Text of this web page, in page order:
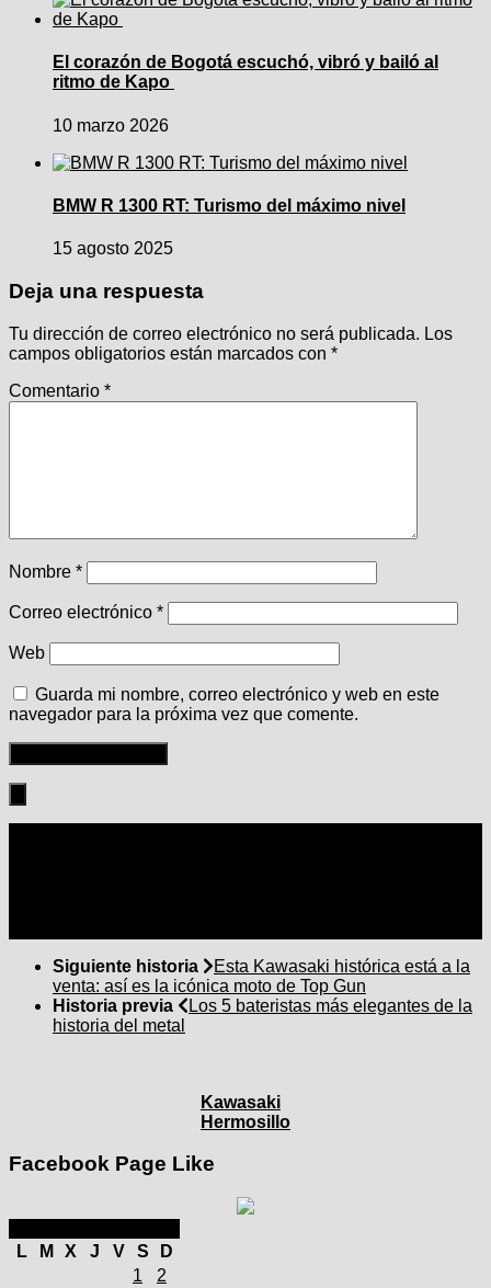
El corazón de Bogotá escuchó, vibró y bailó al
ritmo de Kapo
10 marzo 2026
BMW R 1300 RT: Turismo del máximo nivel
15 agosto 2025
Deja una respuesta
Tu dirección de correo electrónico no será publicada. Los
campos obligatorios están marcados con *
Comentario *
Nombre *
Correo electrónico *
Web
Guarda mi nombre, correo electrónico y web en este
navegador para la próxima vez que comente.
Siguiente historia
Esta Kawasaki histórica está a la
venta: así es la icónica moto de Top Gun
Historia previa
Los 5 bateristas más elegantes de la
historia del metal
Kawasaki
Hermosillo
Facebook Page Like
L
M X J V S
D
1
2